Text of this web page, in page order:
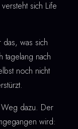
sich Life
das, was sich
tagelang nach
noch nicht
dazu. Der
wird: